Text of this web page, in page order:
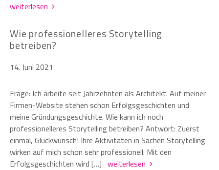
weiterlesen
Wie professionelleres Storytelling
betreiben?
14. Juni 2021
Frage: Ich arbeite seit Jahrzehnten als Architekt. Auf meiner
Firmen-Website stehen schon Erfolgsgeschichten und
meine Gründungsgeschichte. Wie kann ich noch
professionelleres Storytelling betreiben? Antwort: Zuerst
einmal, Glückwunsch! Ihre Aktivitäten in Sachen Storytelling
wirken auf mich schon sehr professionell: Mit den
Erfolgsgeschichten wird […] weiterlesen